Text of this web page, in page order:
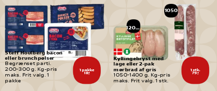
1 stk.
79,-
Kyllingebryst med
lage eller 2-pak
mørbrad af gris
1050-1400 g. Kg-pris
maks. Frit valg. 1 stk.
1 pakke
18,-
Steff Houlberg bacon
eller brunchpølser
Begrænset parti.
200-300 g. Kg-pris
maks. Frit valg. 1
pakke
1200
g
1050
1400